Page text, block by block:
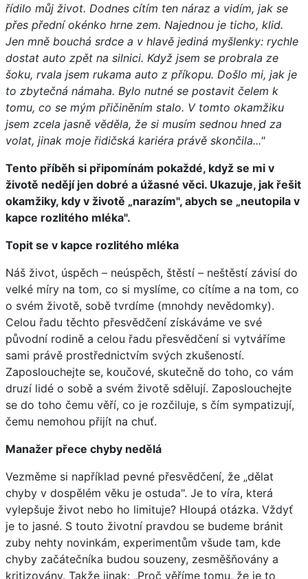
řídilo můj život. Dodnes cítím ten náraz a vidím, jak se
přes přední okénko hrne zem. Najednou je ticho, klid.
Jen mně bouchá srdce a v hlavě jediná myšlenky: rychle
dostat auto zpět na silnici. Když jsem se probrala ze
šoku, rvala jsem rukama auto z příkopu. Došlo mi, jak je
to zbytečná námaha. Bylo nutné se postavit čelem k
tomu, co se mým přičiněním stalo. V tomto okamžiku
jsem zcela jasně věděla, že si musím sednou hned za
volat, jinak moje řidičská kariéra právě skončila..."
Tento příběh si připomínám pokaždé, když se mi v
životě nedějí jen dobré a úžasné věci. Ukazuje, jak řešit
okamžiky, kdy v životě „narazím", abych se „neutopila v
kapce rozlitého mléka".
Topit se v kapce rozlitého mléka
Náš život, úspěch – neúspěch, štěstí – neštěstí závisí do
velké míry na tom, co si myslíme, co cítíme a na tom, co
o svém životě, sobě tvrdíme (mnohdy nevědomky).
Celou řadu těchto přesvědčení získáváme ve své
původní rodině a celou řadu přesvědčení si vytváříme
sami právě prostřednictvím svých zkušeností.
Zaposlouchejte se, koučové, skutečně do toho, co vám
druzí lidé o sobě a svém životě sdělují. Zaposlouchejte
se do toho čemu věří, co je rozčiluje, s čím sympatizují,
čemu nemohou přijít na chuť.
Manažer přece chyby nedělá
Vezměme si například pevné přesvědčení, že „dělat
chyby v dospělém věku je ostuda". Je to víra, která
vylepšuje život nebo ho limituje? Hloupá otázka. Vždyť
je to jasné. S touto životní pravdou se budeme bránit
zuby nehty novinkám, experimentům všude tam, kde
chyby začátečníka budou souzeny, zesměšňovány a
kritizovány. Takže jinak: „Proč věříme tomu, že je to